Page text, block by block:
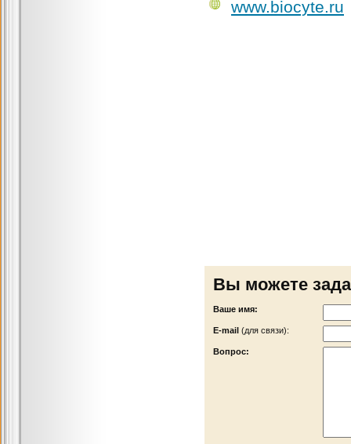
www.biocyte.ru
Вы можете
Ваше имя:
Е-mail (для связи):
Вопрос: